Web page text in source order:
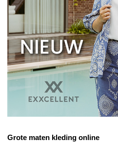
Grote maten kleding online